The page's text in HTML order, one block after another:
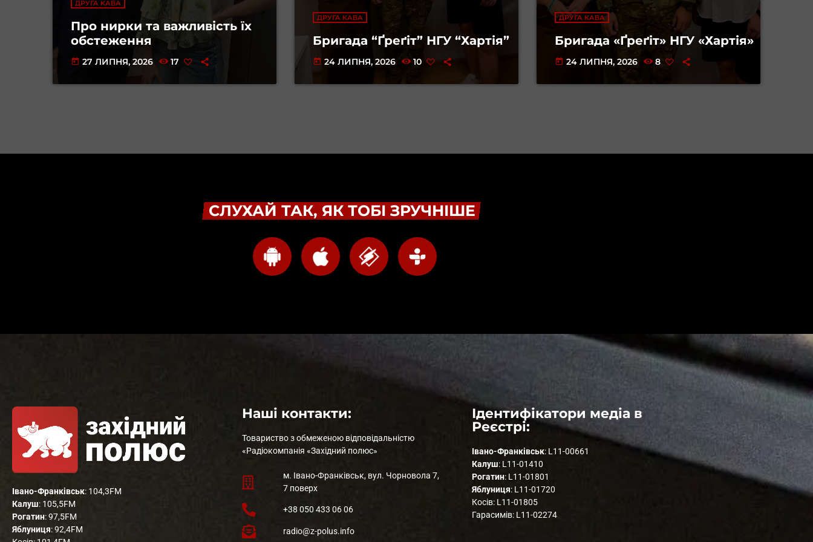
ДРУГА КАВА
Про нирки та важливість їх
обстеження
today 27 ЛИПНЯ, 2026 17
ДРУГА КАВА
Бригада “Ґреґіт” НГУ “Хартія”
today 24 ЛИПНЯ, 2026 10
ДРУГА КАВА
Бригада «Ґреґіт» НГУ «Хартія»
today 24 ЛИПНЯ, 2026 8
СЛУХАЙ ТАК, ЯК ТОБІ ЗРУЧНІШЕ
Івано-Франківськ: 104,3FM
Калуш: 105,5FM
Рогатин: 97,5FM
Яблуниця: 92,4FM
Наші контакти:
Товариство з обмеженою відповідальністю
«Радіокомпанія «Західний полюс»
м. Івано-Франківськ, вул. Чорновола 7,
7 поверх
+38 050 433 06 06
radio@z-polus.info
Ідентифікатори медіа в
Реєстрі:
Івано-Франківськ: L11-00661
Калуш: L11-01410
Рогатин: L11-01801
Яблуниця: L11-01720
Косів: L11-01805
Гарасимів: L11-02274